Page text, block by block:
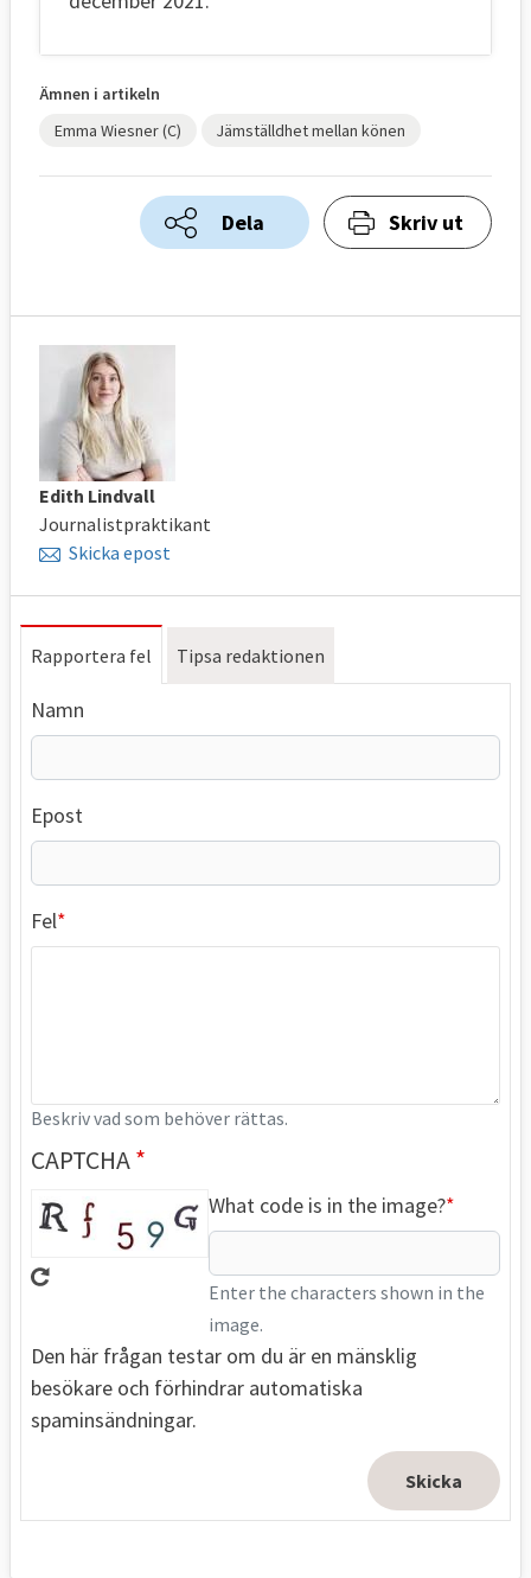
Ämnen i artikeln
Emma Wiesner (C)
Jämställdhet mellan könen
Dela Skriv ut
Edith Lindvall
Journalistpraktikant
Skicka epost
Rapportera fel Tipsa redaktionen
Namn
Epost
Fel
Beskriv vad som behöver rättas.
CAPTCHA
What code is in the image?
Enter the characters shown in the
image.
Den här frågan testar om du är en mänsklig
besökare och förhindrar automatiska
spaminsändningar.